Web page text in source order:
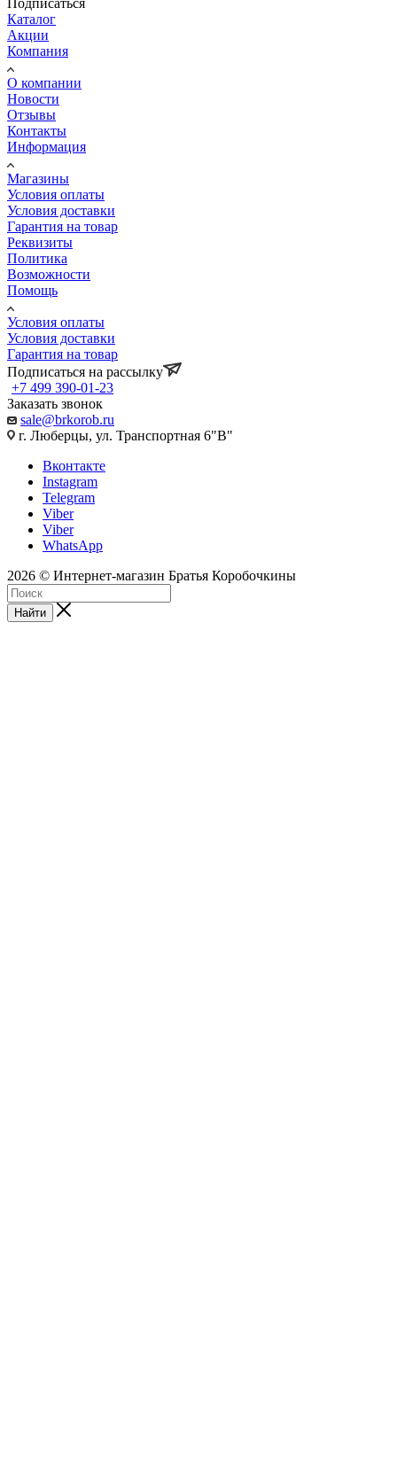
Подписаться
Каталог
Акции
Компания
О компании
Новости
Отзывы
Контакты
Информация
Магазины
Условия оплаты
Условия доставки
Гарантия на товар
Реквизиты
Политика
Возможности
Помощь
Условия оплаты
Условия доставки
Гарантия на товар
Подписаться на рассылку
+7 499 390-01-23
Заказать звонок
sale@brkorob.ru
г. Люберцы, ул. Транспортная 6"В"
Вконтакте
Instagram
Telegram
Viber
Viber
WhatsApp
2026 © Интернет-магазин Братья Коробочкины
Найти